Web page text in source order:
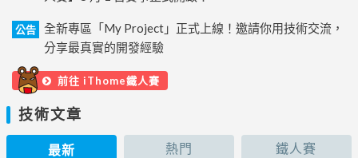
公告
全新專區「My Project」正式上線！邀請你用技術交流，
分享最真實的開發經驗
前往 iThome鐵人賽
技術文章
最新 熱門 鐵人賽